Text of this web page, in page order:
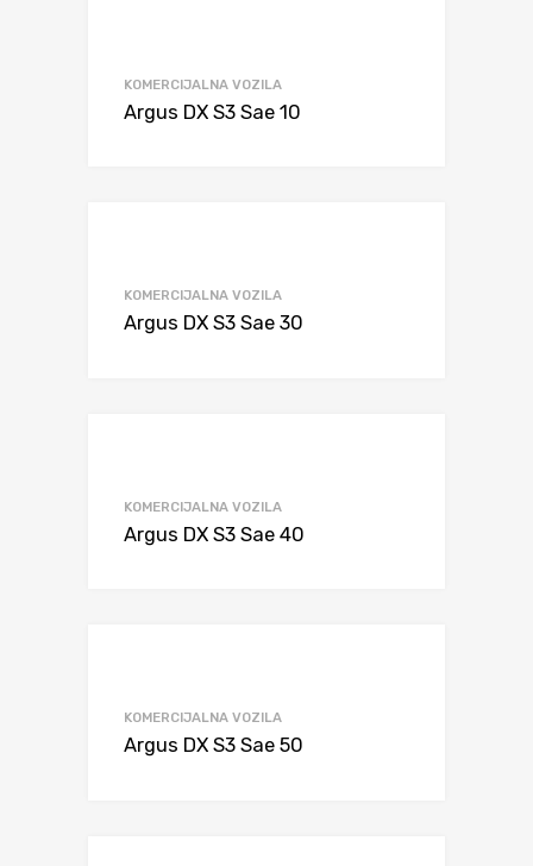
KOMERCIJALNA VOZILA
Argus DX S3 Sae 10
KOMERCIJALNA VOZILA
Argus DX S3 Sae 30
KOMERCIJALNA VOZILA
Argus DX S3 Sae 40
KOMERCIJALNA VOZILA
Argus DX S3 Sae 50